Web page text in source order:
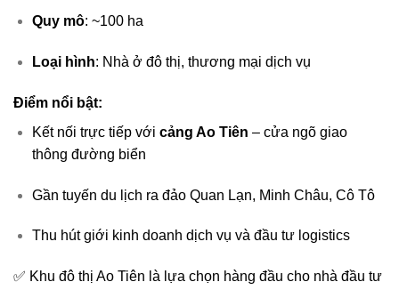
Quy mô: ~100 ha
Loại hình: Nhà ở đô thị, thương mại dịch vụ
Điểm nổi bật:
Kết nối trực tiếp với cảng Ao Tiên – cửa ngõ giao
thông đường biển
Gần tuyến du lịch ra đảo Quan Lạn, Minh Châu, Cô Tô
Thu hút giới kinh doanh dịch vụ và đầu tư logistics
✅ Khu đô thị Ao Tiên là lựa chọn hàng đầu cho nhà đầu tư